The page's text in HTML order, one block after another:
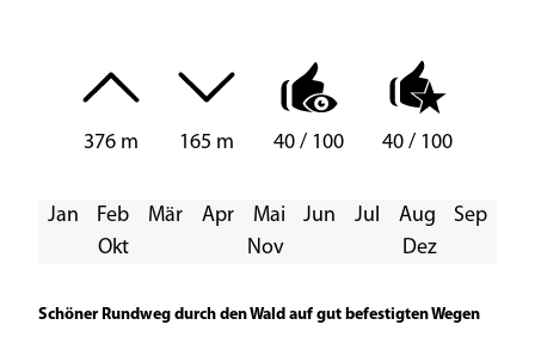
376 m 165 m 40 / 100 40 / 100
Jan Feb Mär Apr Mai Jun Jul Aug
Sep
Okt
Nov Dez
Schöner Rundweg durch den Wald auf gut befestigten Wegen